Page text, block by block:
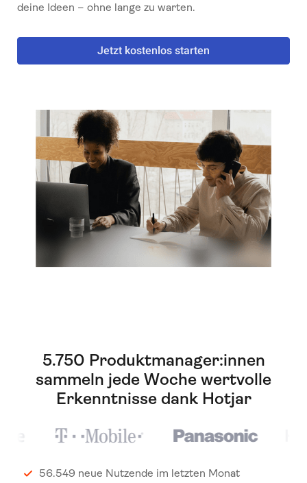
deine Ideen – ohne lange zu warten.
Jetzt kostenlos starten
5.750 Produktmanager:innen
sammeln jede Woche wertvolle
Erkenntnisse dank Hotjar
56.549 neue Nutzende im letzten Monat